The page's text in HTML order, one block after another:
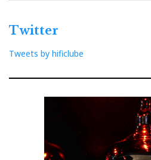
Twitter
Tweets by hificlube